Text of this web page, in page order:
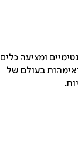
ומציעה כלים
ואימהות בעולם של